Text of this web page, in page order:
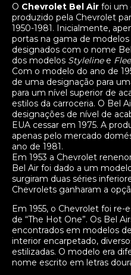
O Chevrolet Bel Air foi um
produzido pela Chevrolet
1950-1981. Inicialmente,
portas na gama de
designados com o nome
dos modelos Stylelinee
Com o modelo do ano de
de uma designação para
para um nível superior de
estilos da carroceria. O Bel
designações de nível de
EUA cessar em 1975. A
apenas pelo mercado
ano de 1981.
Em 1953 a Chevrolet
Bel Air foi dado a um
surgiram duas séries
Chevrolets ganharam a
Em 1955, o Chevrolet foi re-
de “The Hot One”. Os Bel
encontrados em modelos
interior encarpetado,
estilizadas. O modelo era
nome escrito em letras